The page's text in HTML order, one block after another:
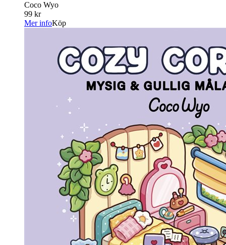
Coco Wyo
99 kr
Mer infoKöp